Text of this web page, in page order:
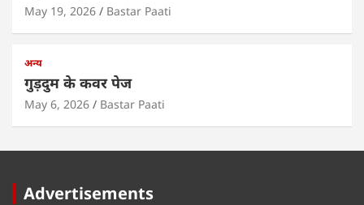
May 19, 2026 Bastar Paati
अन्य
गुड़दुम के कवर पेज
May 6, 2026 Bastar Paati
Advertisements